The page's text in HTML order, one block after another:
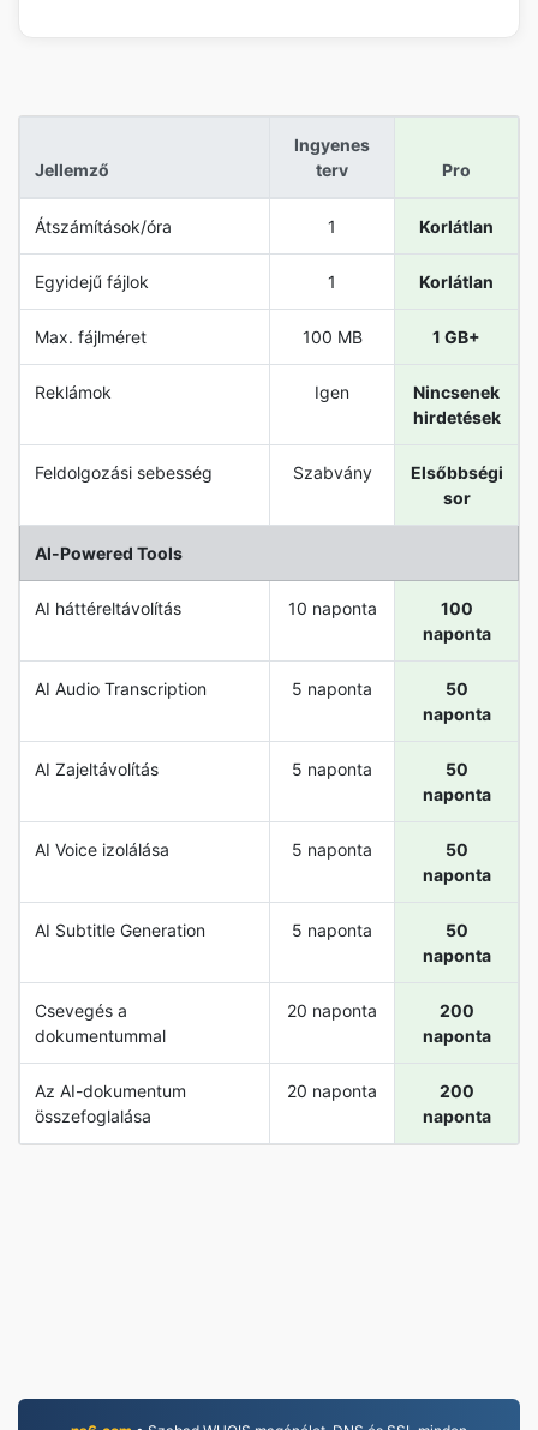
Jellemző
Ingyenes
terv
Pro
Átszámítások/óra 1 Korlátlan
Egyidejű fájlok 1 Korlátlan
Max. fájlméret 100 MB 1 GB+
Reklámok Igen
Nincsenek
hirdetések
Feldolgozási sebesség Szabvány
Elsőbbségi
sor
Al-Powered Tools
AI háttéreltávolítás 10 naponta
100
naponta
AI Audio Transcription 5 naponta
50
naponta
AI Zajeltávolítás 5 naponta
50
naponta
AI Voice izolálása 5 naponta
50
naponta
AI Subtitle Generation 5 naponta
50
naponta
Csevegés a
dokumentummal
20 naponta
200
naponta
Az AI-dokumentum
összefoglalása
20 naponta
200
naponta